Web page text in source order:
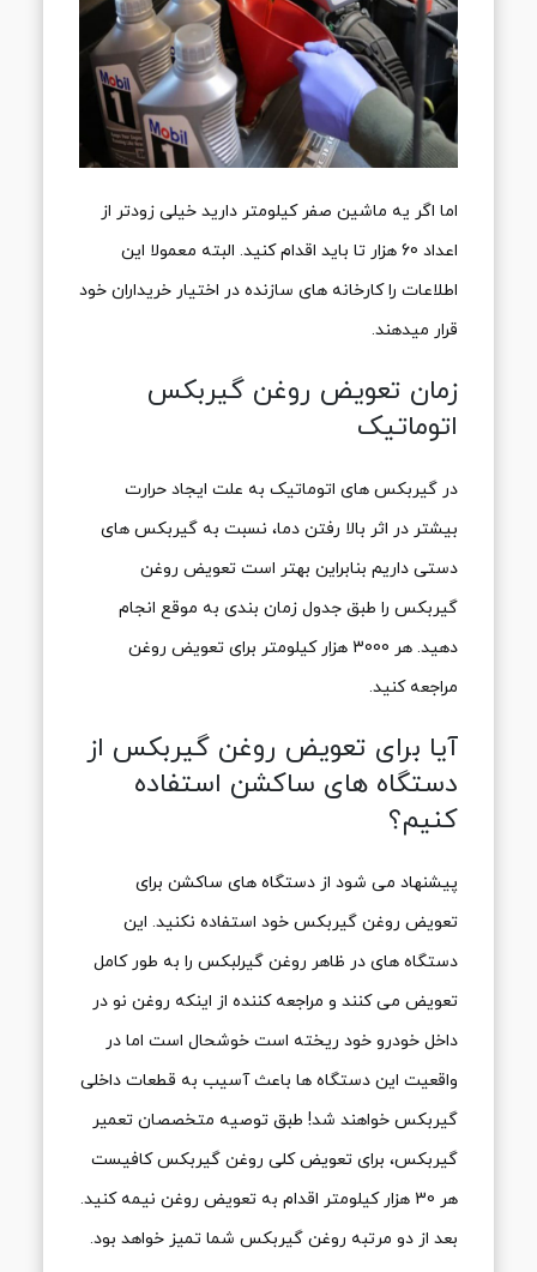
اما اگر یه ماشین صفر کیلومتر دارید خیلی زودتر از
اعداد 60 هزار تا باید اقدام کنید. البته معمولا این
اطلاعات را کارخانه های سازنده در اختیار خریداران خود
قرار میدهند.
زمان تعویض روغن گیربکس
اتوماتیک
در گیربکس های اتوماتیک به علت ایجاد حرارت
بیشتر در اثر بالا رفتن دما، نسبت به گیربکس های
دستی داریم بنابراین بهتر است تعویض روغن
گیربکس را طبق جدول زمان بندی به موقع انجام
دهید. هر 3000 هزار کیلومتر برای تعویض روغن
مراجعه کنید.
آیا برای تعویض روغن گیربکس از
دستگاه های ساکشن استفاده
کنیم؟
پیشنهاد می شود از دستگاه های ساکشن برای
تعویض روغن گیربکس خود استفاده نکنید. این
دستگاه های در ظاهر روغن گیرلبکس را به طور کامل
تعویض می کنند و مراجعه کننده از اینکه روغن نو در
داخل خودرو خود ریخته است خوشحال است اما در
واقعیت این دستگاه ها باعث آسیب به قطعات داخلی
گیربکس خواهند شد! طبق توصیه متخصصان تعمیر
گیربکس، برای تعویض کلی روغن گیربکس کافیست
هر 30 هزار کیلومتر اقدام به تعویض روغن نیمه کنید.
بعد از دو مرتبه روغن گیربکس شما تمیز خواهد بود.